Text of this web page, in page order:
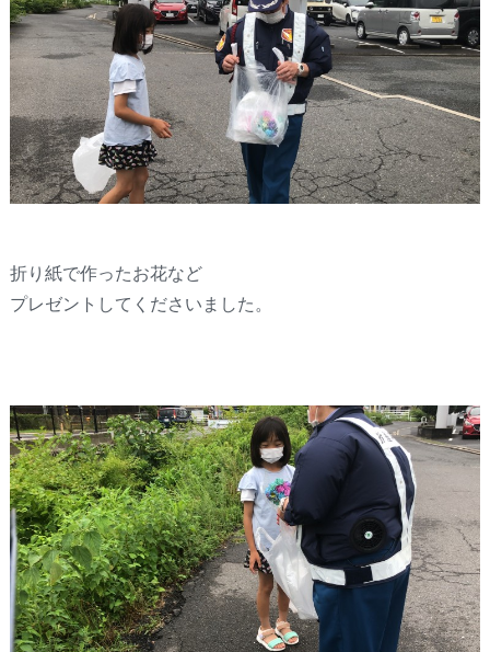
折り紙で作ったお花など
プレゼントしてくださいました。